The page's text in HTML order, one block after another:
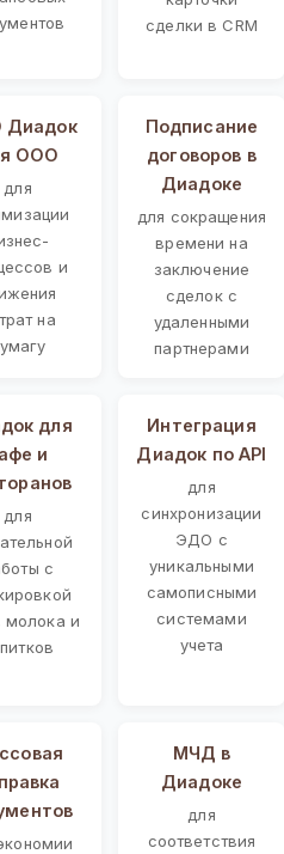
сделки в CRM
ООО
для
и
на
Подписание
договоров в
Диадоке
для сокращения
времени на
заключение
сделок с
удаленными
партнерами
для
и
для
с
молока и
Интеграция
Диадок по API
для
синхронизации
ЭДО с
уникальными
самописными
системами
учета
МЧД в
Диадоке
для
соответствия